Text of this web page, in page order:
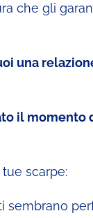
che gli
una
il
scarpe:
sembrano